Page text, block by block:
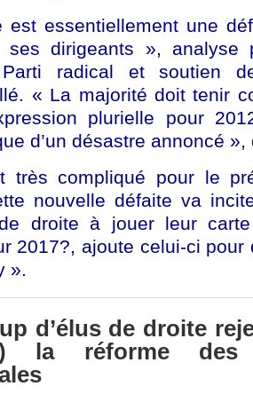
est essentiellement une
ses dirigeants »,
radical et soutien
« La majorité doit tenir
plurielle pour
d’un désastre annoncé »,
très compliqué pour le
nouvelle défaite va
de droite à jouer leur
2017?, ajoute celui-ci
».
d’élus de droite
la réforme des